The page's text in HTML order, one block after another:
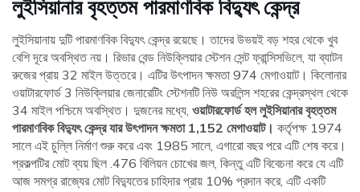
লুইসিয়ানার বৃহত্তম পারমাণবিক বিদ্যুৎ কেন্দ্র
লুইসিয়ানায় দুটি পারমাণবিক বিদ্যুৎ কেন্দ্র রয়েছে। তাদের উভয়ই বড় শহর থেকে খুব
বেশি দূরে অবস্থিত নয়। রিভার বেন্ড নিউক্লিয়ার স্টেশন সেন্ট ফ্রান্সিসভিলে, যা ব্যাটন
রুজের প্রায় 32 মাইল উত্তরে। এটির উৎপাদন ক্ষমতা 974 মেগাওয়াট। কিলোনার
ওয়াটারফোর্ড 3 নিউক্লিয়ার জেনারেটিং স্টেশনটি নিউ অরলিন্স শহরের কেন্দ্রস্থল থেকে
34 মাইল পশ্চিমে অবস্থিত। দুজনের মধ্যে, ওয়াটারফোর্ড হল লুইসিয়ানার বৃহত্তম
পারমাণবিক বিদ্যুৎ কেন্দ্র যার উৎপাদন ক্ষমতা 1,152 মেগাওয়াট। কর্তৃপক্ষ 1974
সালে এই চুল্লি নির্মাণ শুরু করে এবং 1985 সালে, এগারো বছর পরে এটি শেষ করে।
প্রকল্পটির মোট ব্যয় ছিল .476 বিলিয়ন চোখের জল, কিন্তু এটি বিবেচনা করে যে এটি
আজ সমগ্র রাজ্যের মোট বিদ্যুতের চাহিদার প্রায় 10% প্রদান করে, এটি একটি